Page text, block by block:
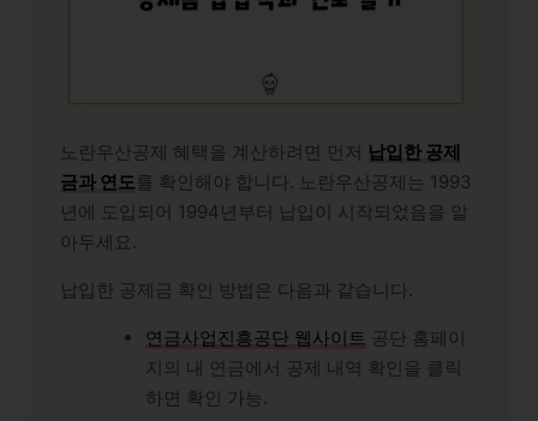
노란우산공제 혜택을 계산하려면 먼저 납입한 공제
금과 연도를 확인해야 합니다. 노란우산공제는 1993
년에 도입되어 1994년부터 납입이 시작되었음을 알
아두세요.
납입한 공제금 확인 방법은 다음과 같습니다.
연금사업진흥공단 웹사이트 공단 홈페이
지의 내 연금에서 공제 내역 확인을 클릭
하면 확인 가능.